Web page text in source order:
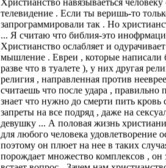
телевидение . Если ты веришь-то
запрограммировали так . Но
... Я считаю что библия-это
Христианство ослабляет и
мышление . Евреи , которые написали
разве что в туалете ), у них другая
религия , направленная против
считаешь что после удара , правильно
знает что нужно до смерти пить
запреты на все подряд , даже на
девушку ... А половая жизнь
для любого человека удовлетворение
поэтому он плюет на нее в таких
порождает множество комплексов ,